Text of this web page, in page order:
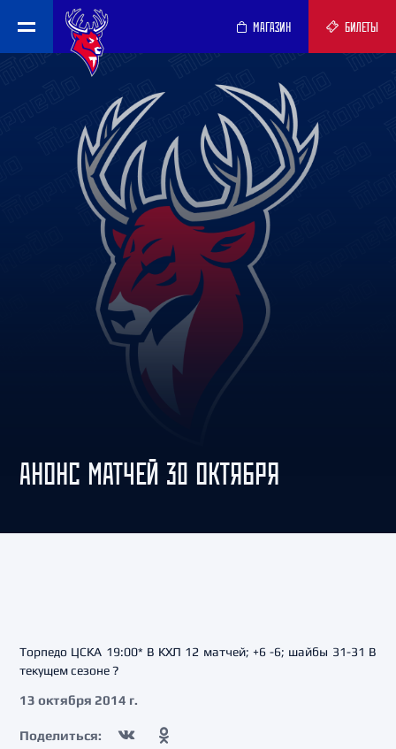
МАГАЗИН БИЛЕТЫ
АНОНС МАТЧЕЙ 30 ОКТЯБРЯ
Торпедо ЦСКА 19:00* В КХЛ 12 матчей; +6 -6; шайбы 31-31 В
текущем сезоне ?
13 октября 2014 г.
Поделиться: